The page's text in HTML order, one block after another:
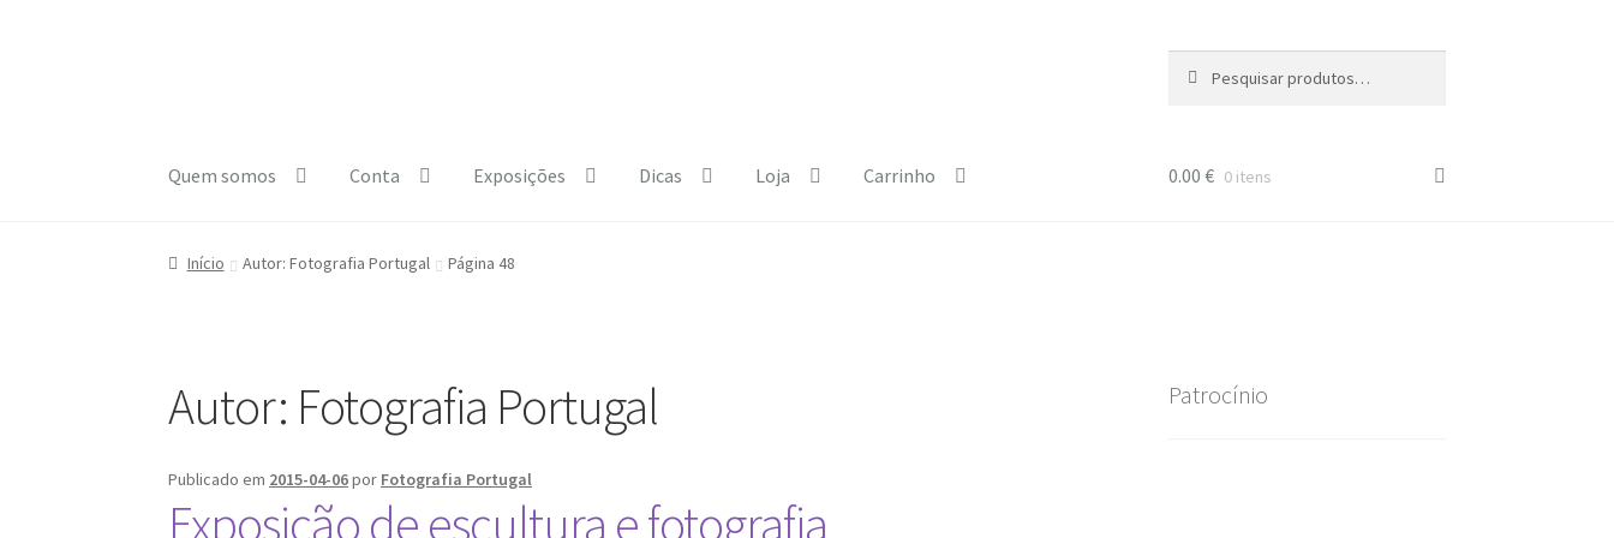
por:
Quem somos Conta Exposições Dicas Loja Carrinho
Início A minha conta Carrinho Checkout Cookie Policy
0.00 € 0 itens
Início Autor: Fotografia Portugal Página 48
Autor: Fotografia Portugal
Publicado em 2015-04-06por Fotografia Portugal
Exposição de escultura e fotografia
Patrocínio